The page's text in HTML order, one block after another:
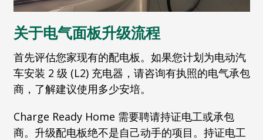
关于电气面板升级流程
首先评估您家现有的配电板。如果您计划为电动汽
车安装 2 级 (L2) 充电器，请咨询有执照的电气承包
商，了解建议使用多少安培。
Charge Ready Home 需要聘请持证电工或承包
商。升级配电板绝不是自己动手的项目。持证电工